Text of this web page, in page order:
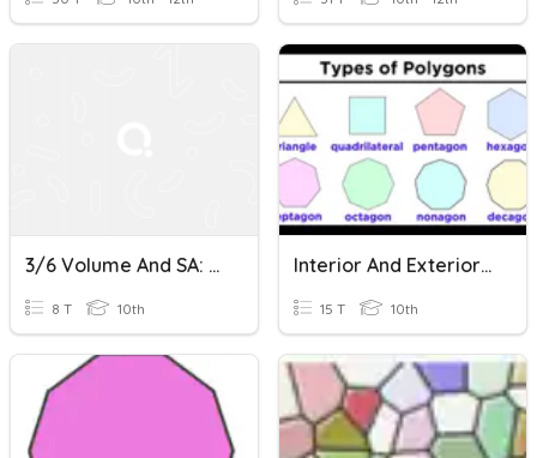
3/6 Volume And SA: Hexagon Pentagon Day
8 T 10th
Interior And Exterior Angles Of Polygons
15 T 10th